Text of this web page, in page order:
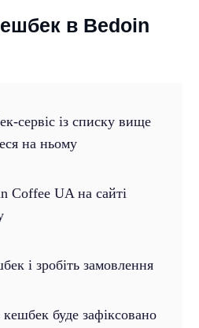
в Bedoin
сервіс із списку вище
на ньому
Coffee UA на сайті
і зробіть замовлення
буде зафіксовано